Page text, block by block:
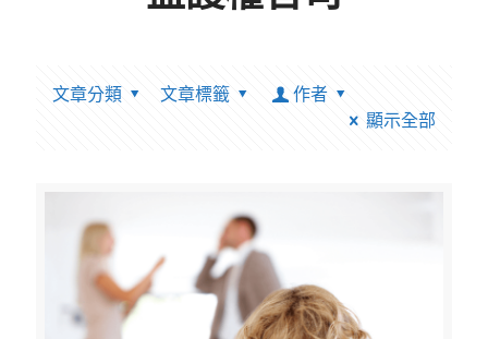
文章分類 文章標籤
作者
顯示全部